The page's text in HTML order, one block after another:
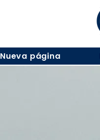
Nueva página